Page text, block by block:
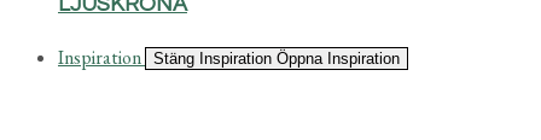
Inspiration Stäng Inspiration Öppna Inspiration